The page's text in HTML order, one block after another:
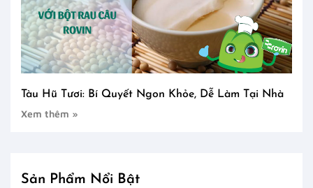
Tàu Hũ Tươi: Bí Quyết Ngon Khỏe, Dễ Làm Tại Nhà
Xem thêm »
Sản Phẩm Nổi Bật